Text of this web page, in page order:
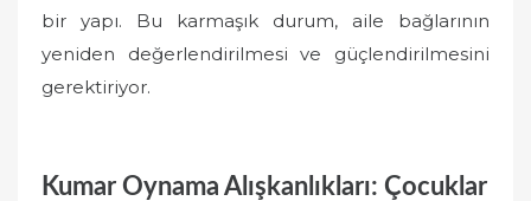
bir yapı. Bu karmaşık durum, aile bağlarının
yeniden değerlendirilmesi ve güçlendirilmesini
gerektiriyor.
Kumar Oynama Alışkanlıkları: Çocuklar